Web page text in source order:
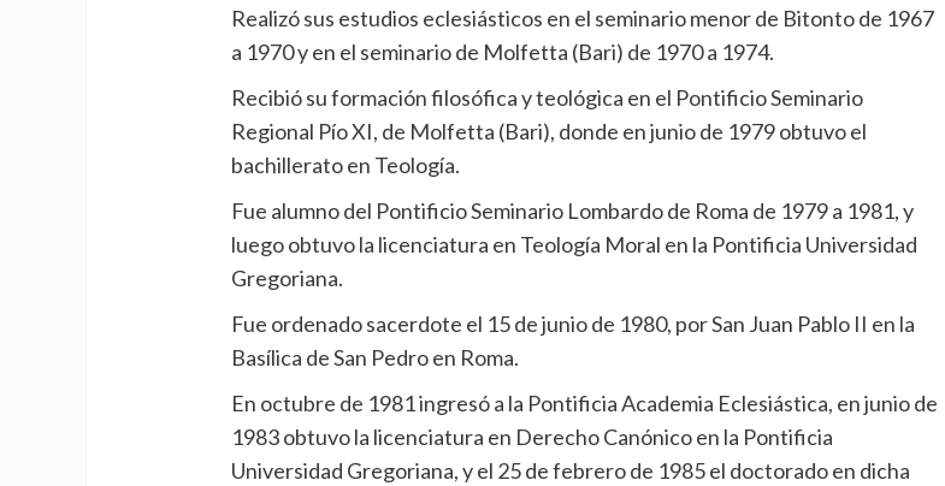
Realizó sus estudios eclesiásticos en el seminario menor de Bitonto de 1967
a 1970 y en el seminario de Molfetta (Bari) de 1970 a 1974.
Recibió su formación filosófica y teológica en el Pontificio Seminario
Regional Pío XI, de Molfetta (Bari), donde en junio de 1979 obtuvo el
bachillerato en Teología.
Fue alumno del Pontificio Seminario Lombardo de Roma de 1979 a 1981, y
luego obtuvo la licenciatura en Teología Moral en la Pontificia Universidad
Gregoriana.
Fue ordenado sacerdote el 15 de junio de 1980, por San Juan Pablo II en la
Basílica de San Pedro en Roma.
En octubre de 1981 ingresó a la Pontificia Academia Eclesiástica, en junio de
1983 obtuvo la licenciatura en Derecho Canónico en la Pontificia
Universidad Gregoriana, y el 25 de febrero de 1985 el doctorado en dicha